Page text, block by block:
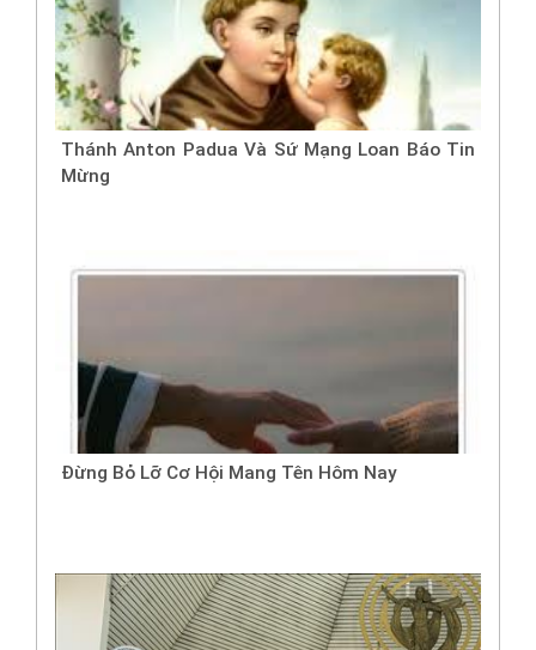
Thánh Anton Padua Và Sứ Mạng Loan Báo Tin
Mừng
Đừng Bỏ Lỡ Cơ Hội Mang Tên Hôm Nay